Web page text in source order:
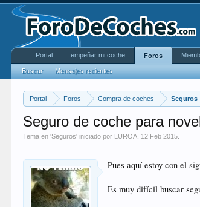
Portal Foros Compra de coches Seguros
Seguro de coche para
Tema en 'Seguros' iniciado por LUROA 12 Feb 2015
Pues aquí estoy con el
Es muy difícil buscar
Portal empeñar mi coche Foros
Buscar Mensajes recientes